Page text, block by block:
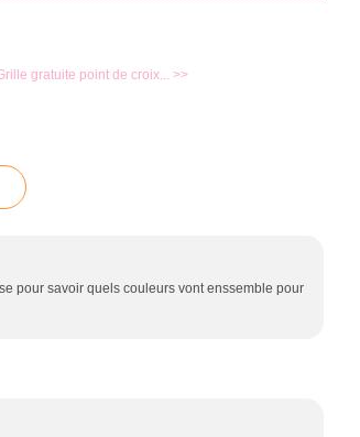
gratuite point de croix... >>
pour savoir quels couleurs vont enssemble pour